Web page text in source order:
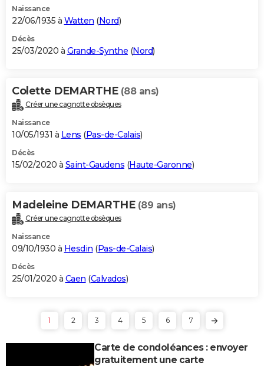
Naissance
22/06/1935 à Watten (Nord)
Décès
25/03/2020 à Grande-Synthe (Nord)
Colette DEMARTHE (88 ans)
Créer une cagnotte obsèques
Naissance
10/05/1931 à Lens (Pas-de-Calais)
Décès
15/02/2020 à Saint-Gaudens (Haute-Garonne)
Madeleine DEMARTHE (89 ans)
Créer une cagnotte obsèques
Naissance
09/10/1930 à Hesdin (Pas-de-Calais)
Décès
25/01/2020 à Caen (Calvados)
1 2 3 4 5 6 7
Carte de condoléances : envoyer
gratuitement une carte